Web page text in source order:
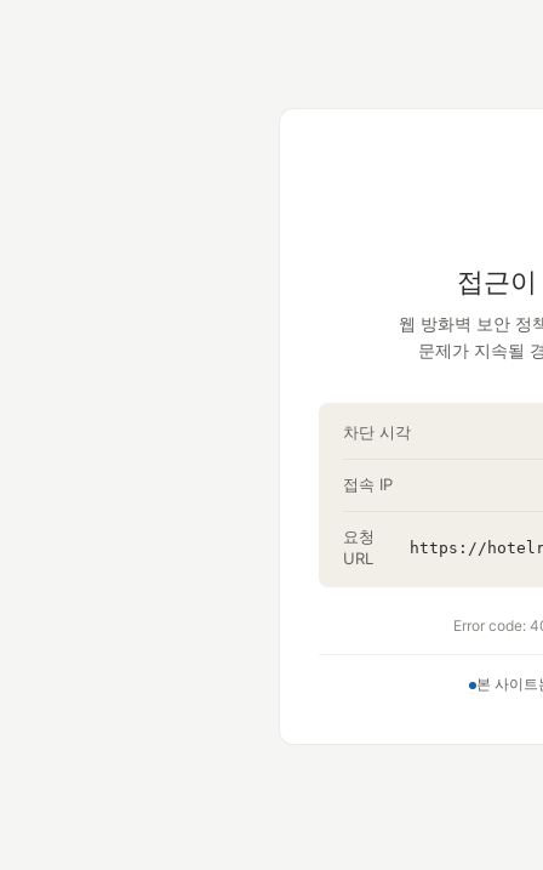
접근
웹 방화벽 보안 정
문제가 지속될
차단 시각
접속 IP
요청
URL
Error code:
본 사이